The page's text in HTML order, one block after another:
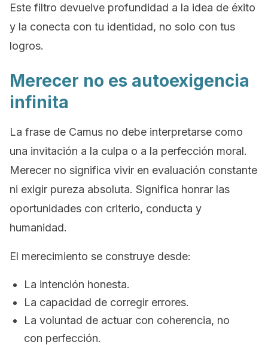
Este filtro devuelve profundidad a la idea de éxito
y la conecta con tu identidad, no solo con tus
logros.
Merecer no es autoexigencia
infinita
La frase de Camus no debe interpretarse como
una invitación a la culpa o a la perfección moral.
Merecer no significa vivir en evaluación constante
ni exigir pureza absoluta. Significa honrar las
oportunidades con criterio, conducta y
humanidad.
El merecimiento se construye desde:
La intención honesta.
La capacidad de corregir errores.
La voluntad de actuar con coherencia, no
con perfección.